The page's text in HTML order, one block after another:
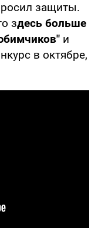
защиты.
здесь больше
и
в октябре,